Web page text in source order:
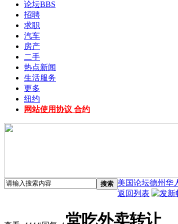
论坛BBS
招聘
求职
汽车
房产
二手
热点新闻
生活服务
更多
纽约
网站使用协议 合约
搜索 美国论坛德州华
返回列表
堂吃外卖转让